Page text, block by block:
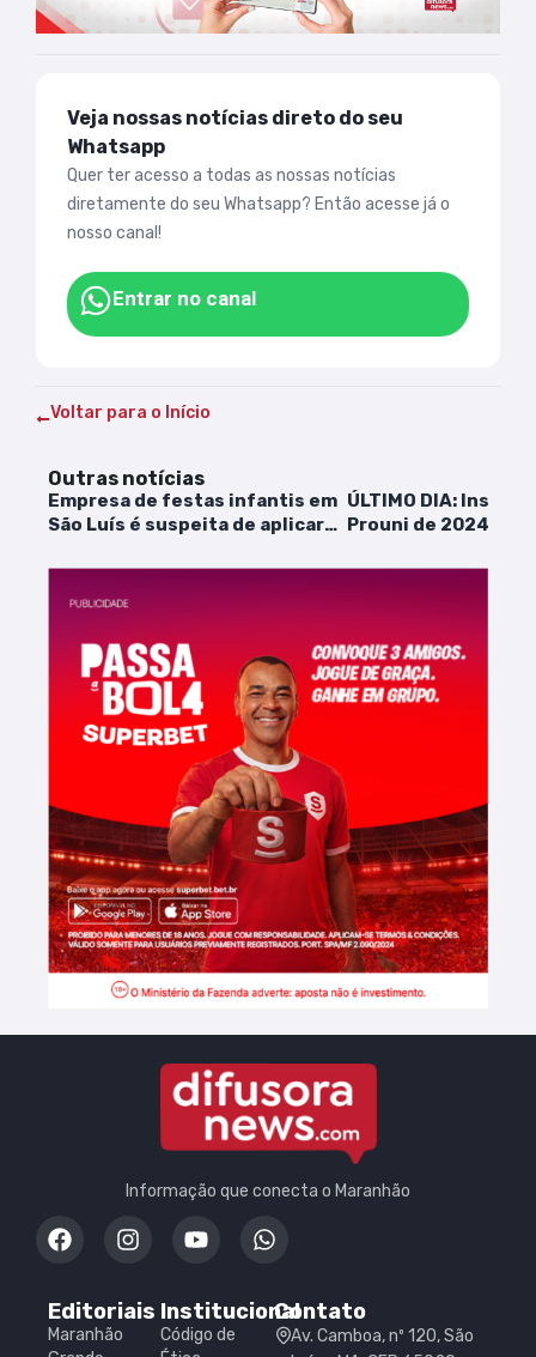
Veja nossas notícias direto do seu
Whatsapp
Quer ter acesso a todas as nossas notícias
diretamente do seu Whatsapp? Então acesse já o
nosso canal!
Entrar no canal
Voltar para o Início
Outras notícias
Empresa de festas infantis em
São Luís é suspeita de aplicar
clientes
ÚLTIMO DIA:
Prouni de 2024
Informação que conecta o Maranhão
Editoriais
Maranhão
Institucional
Código de
Contato
Av. Camboa, nº 120, São